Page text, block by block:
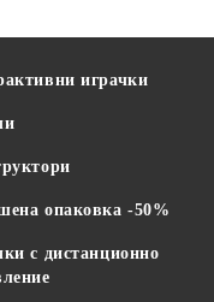
играчки
опаковка -50%
с дистанционно